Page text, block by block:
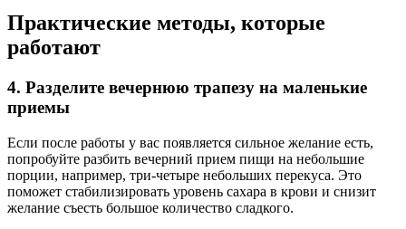
Практические методы, которые
работают
4. Разделите вечернюю трапезу на маленькие
приемы
Если после работы у вас появляется сильное желание есть,
попробуйте разбить вечерний прием пищи на небольшие
порции, например, три-четыре небольших перекуса. Это
поможет стабилизировать уровень сахара в крови и снизит
желание съесть большое количество сладкого.